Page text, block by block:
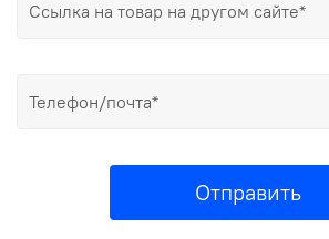
Отправить